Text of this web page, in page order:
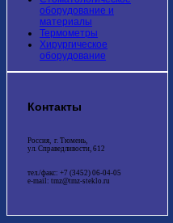
оборудование и
материалы
Термометры
Хирургическое
оборудование
Контакты
Россия, г. Тюмень,
ул. Справедливости, 612
тел./факс: +7 (3452) 06-04-05
e-mail: tmz@tmz-steklo.ru